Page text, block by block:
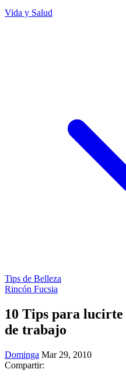
Vida y Salud
Tips de Belleza
Rincón Fucsia
10 Tips para
de trabajo
Dominga Mar 29, 2010
Compartir: